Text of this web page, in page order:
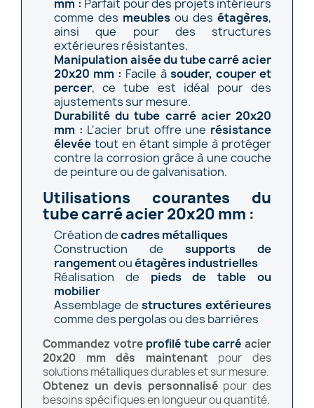
mm : Parfait pour des projets intérieurs
comme des meubles ou des étagères,
ainsi que pour des structures
extérieures résistantes.
Manipulation aisée du tube carré acier
20x20 mm : Facile à souder, couper et
percer, ce tube est idéal pour des
ajustements sur mesure.
Durabilité du tube carré acier 20x20
mm : L'acier brut offre une résistance
élevée tout en étant simple à protéger
contre la corrosion grâce à une couche
de peinture ou de galvanisation.
Utilisations courantes du
tube carré acier 20x20 mm :
Création decadres métalliques
Construction de supports de
rangementouétagères industrielles
Réalisation de pieds de table ou
mobilier
Assemblage destructures extérieures
comme des pergolas ou des barrières
Commandez votre profilé tube carré acier
20x20 mm dès maintenant pour des
solutions métalliques durables et sur mesure.
Obtenez un devis personnalisépour des
besoins spécifiques en longueur ou quantité.